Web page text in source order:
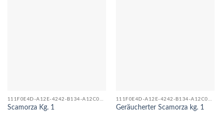
Scamorza Kg. 1
Geräucherter Scamorza kg. 1